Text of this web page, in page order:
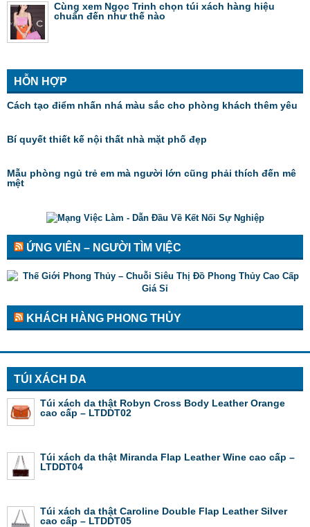
Cùng xem Ngọc Trinh chọn túi xách hàng hiệu
chuẩn đến như thế nào
HỖN HỢP
Cách tạo điểm nhấn nhá màu sắc cho phòng khách thêm yêu
Bí quyết thiết kế nội thất nhà mặt phố đẹp
Mẫu phòng ngủ trẻ em mà người lớn cũng phải thích đến mê
mệt
ỨNG VIÊN – NGƯỜI TÌM VIỆC
KHÁCH HÀNG PHONG THỦY
TÚI XÁCH DA
Túi xách da thật Robyn Cross Body Leather Orange
cao cấp – LTDDT02
Túi xách da thật Miranda Flap Leather Wine cao cấp –
LTDDT04
Túi xách da thật Caroline Double Flap Leather Silver
cao cấp – LTDDT05